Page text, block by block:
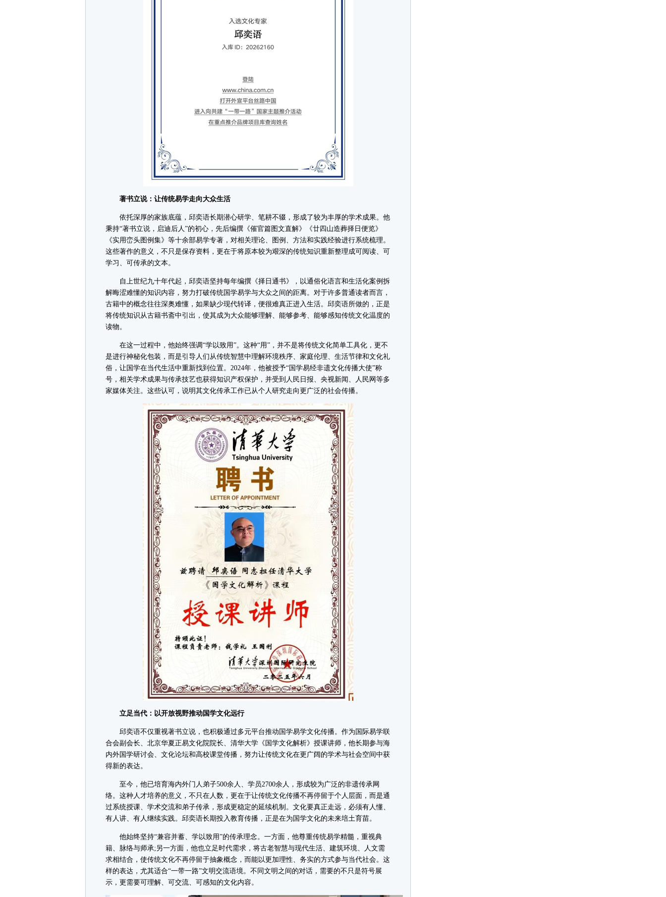
著书立说：让传统易学走向大众生活
依托深厚的家族底蕴，邱奕语长期潜心研学、笔耕不辍，形成了较为丰厚的学术成果。他
秉持“著书立说，启迪后人”的初心，先后编撰《催官篇图文直解》《廿四山造葬择日便览》
《实用峦头图例集》等十余部易学专著，对相关理论、图例、方法和实践经验进行系统梳理。
这些著作的意义，不只是保存资料，更在于将原本较为艰深的传统知识重新整理成可阅读、可
学习、可传承的文本。
自上世纪九十年代起，邱奕语坚持每年编撰《择日通书》，以通俗化语言和生活化案例拆
解晦涩难懂的知识内容，努力打破传统国学易学与大众之间的距离。对于许多普通读者而言，
古籍中的概念往往深奥难懂，如果缺少现代转译，便很难真正进入生活。邱奕语所做的，正是
将传统知识从古籍书斋中引出，使其成为大众能够理解、能够参考、能够感知传统文化温度的
读物。
在这一过程中，他始终强调“学以致用”。这种“用”，并不是将传统文化简单工具化，更不
是进行神秘化包装，而是引导人们从传统智慧中理解环境秩序、家庭伦理、生活节律和文化礼
俗，让国学在当代生活中重新找到位置。2024年，他被授予“国学易经非遗文化传播大使”称
号，相关学术成果与传承技艺也获得知识产权保护，并受到人民日报、央视新闻、人民网等多
家媒体关注。这些认可，说明其文化传承工作已从个人研究走向更广泛的社会传播。
立足当代：以开放视野推动国学文化远行
邱奕语不仅重视著书立说，也积极通过多元平台推动国学易学文化传播。作为国际易学联
合会副会长、北京华夏正易文化院院长、清华大学《国学文化解析》授课讲师，他长期参与海
内外国学研讨会、文化论坛和高校课堂传播，努力让传统文化在更广阔的学术与社会空间中获
得新的表达。
至今，他已培育海内外门人弟子500余人、学员2700余人，形成较为广泛的非遗传承网
络。这种人才培养的意义，不只在人数，更在于让传统文化传播不再停留于个人层面，而是通
过系统授课、学术交流和弟子传承，形成更稳定的延续机制。文化要真正走远，必须有人懂、
有人讲、有人继续实践。邱奕语长期投入教育传播，正是在为国学文化的未来培土育苗。
他始终坚持“兼容并蓄、学以致用”的传承理念。一方面，他尊重传统易学精髓，重视典
籍、脉络与师承;另一方面，他也立足时代需求，将古老智慧与现代生活、建筑环境、人文需
求相结合，使传统文化不再停留于抽象概念，而能以更加理性、务实的方式参与当代社会。这
样的表达，尤其适合“一带一路”文明交流语境。不同文明之间的对话，需要的不只是符号展
示，更需要可理解、可交流、可感知的文化内容。